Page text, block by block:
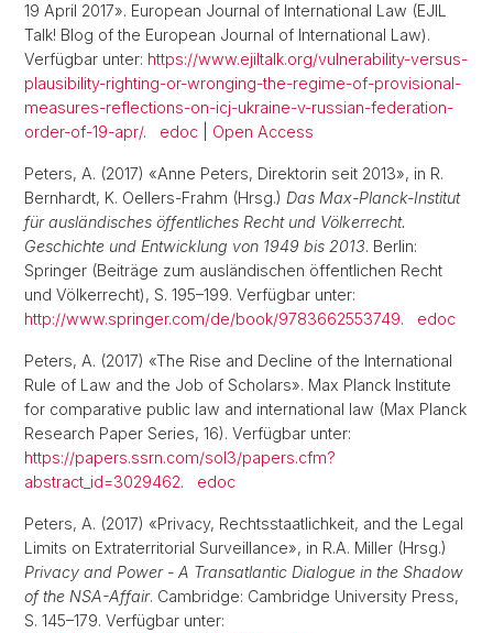
19 April 2017». European Journal of International Law (EJIL
Talk! Blog of the European Journal of International Law).
Verfügbar unter: https://www.ejiltalk.org/vulnerability-versus-
plausibility-righting-or-wronging-the-regime-of-provisional-
measures-reflections-on-icj-ukraine-v-russian-federation-
order-of-19-apr/. edoc Open Access
Peters, A. (2017) «Anne Peters, Direktorin seit 2013», in R.
Bernhardt, K. Oellers-Frahm (Hrsg.) Das Max-Planck-Institut
für ausländisches öffentliches Recht und Völkerrecht.
Geschichte und Entwicklung von 1949 bis 2013. Berlin:
Springer (Beiträge zum ausländischen öffentlichen Recht
und Völkerrecht), S. 195–199. Verfügbar unter:
http://www.springer.com/de/book/9783662553749. edoc
Peters, A. (2017) «The Rise and Decline of the International
Rule of Law and the Job of Scholars». Max Planck Institute
for comparative public law and international law (Max Planck
Research Paper Series, 16). Verfügbar unter:
https://papers.ssrn.com/sol3/papers.cfm?
abstract_id=3029462. edoc
Peters, A. (2017) «Privacy, Rechtsstaatlichkeit, and the Legal
Limits on Extraterritorial Surveillance», in R.A. Miller (Hrsg.)
Privacy and Power - A Transatlantic Dialogue in the Shadow
of the NSA-Affair. Cambridge: Cambridge University Press,
S. 145–179. Verfügbar unter: